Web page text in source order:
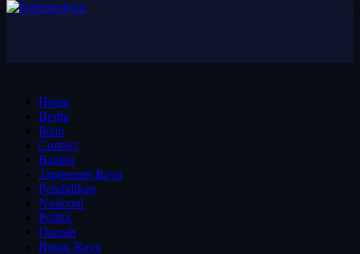
Home
Berita
Iklan
Contact
Banten
Tangerang Raya
Pendidikan
Nasional
Politik
Daerah
Bogor Raya